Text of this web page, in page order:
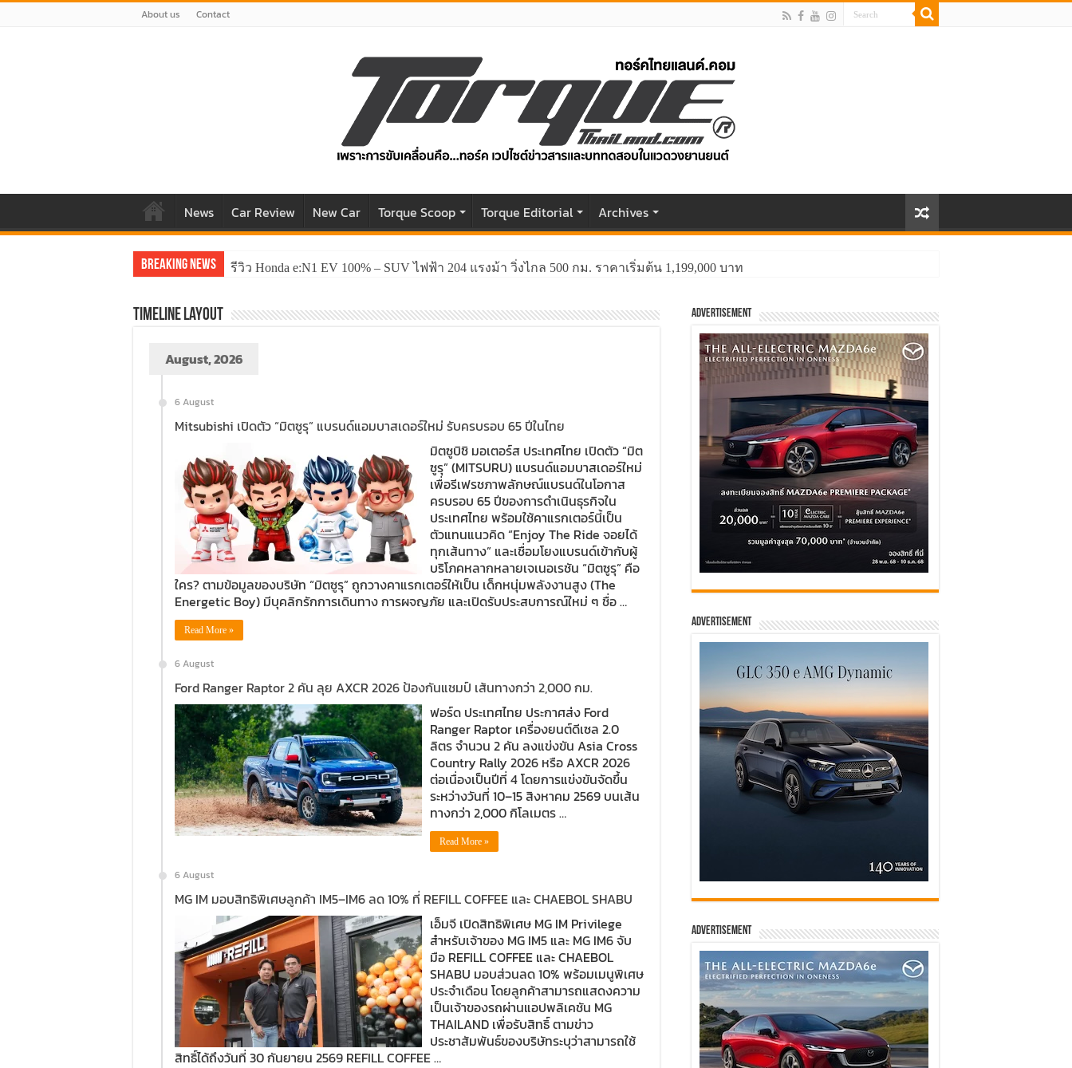
About us Contact
News Car Review New Car Torque Scoop Torque Editorial Archives
Breaking News รีวิว Honda e:N1 EV 100% – SUV ไฟฟ้า 204 แรงม้า วิ่งไกล 500 กม. ราคาเริ่มต้น 1,199,000 บาท
รีวิว ลองขับ All New GWM HAVAL H6 ปรับโฉมหน้าใหม่หล่อกว่าเดิม พร้อมสมรรถนะที่ดียิ่งกว่า
TimeLine Layout
August, 2026
6 August
Mitsubishi เปิดตัว “มิตซูรุ” แบรนด์แอมบาสเดอร์ใหม่ รับครบรอบ 65 ปีในไทย
มิตซูบิชิ มอเตอร์ส ประเทศไทย เปิดตัว “มิต
ซูรุ” (MITSURU) แบรนด์แอมบาสเดอร์ใหม่
เพื่อรีเฟรชภาพลักษณ์แบรนด์ในโอกาส
ครบรอบ 65 ปีของการดำเนินธุรกิจใน
ประเทศไทย พร้อมใช้คาแรกเตอร์นี้เป็น
ตัวแทนแนวคิด “Enjoy The Ride จอยได้
ทุกเส้นทาง” และเชื่อมโยงแบรนด์เข้ากับผู้
บริโภคหลากหลายเจเนอเรชัน “มิตซูรุ” คือ
ใคร? ตามข้อมูลของบริษัท “มิตซูรุ” ถูกวางคาแรกเตอร์ให้เป็น เด็กหนุ่มพลังงานสูง (The
Energetic Boy) มีบุคลิกรักการเดินทาง การผจญภัย และเปิดรับประสบการณ์ใหม่ ๆ ชื่อ …
Read More »
6 August
Ford Ranger Raptor 2 คัน ลุย AXCR 2026 ป้องกันแชมป์ เส้นทางกว่า 2,000 กม.
ฟอร์ด ประเทศไทย ประกาศส่ง Ford
Ranger Raptor เครื่องยนต์ดีเซล 2.0
ลิตร จำนวน 2 คัน ลงแข่งขัน Asia Cross
Country Rally 2026 หรือ AXCR 2026
ต่อเนื่องเป็นปีที่ 4 โดยการแข่งขันจัดขึ้น
ระหว่างวันที่ 10–15 สิงหาคม 2569 บนเส้น
ทางกว่า 2,000 กิโลเมตร …
Read More »
6 August
MG IM มอบสิทธิพิเศษลูกค้า IM5–IM6 ลด 10% ที่ REFILL COFFEE และ CHAEBOL SHABU
เอ็มจี เปิดสิทธิพิเศษ MG IM Privilege
สำหรับเจ้าของ MG IM5 และ MG IM6 จับ
มือ REFILL COFFEE และ CHAEBOL
SHABU มอบส่วนลด 10% พร้อมเมนูพิเศษ
ประจำเดือน โดยลูกค้าสามารถแสดงความ
เป็นเจ้าของรถผ่านแอปพลิเคชัน MG
THAILAND เพื่อรับสิทธิ์ ตามข่าว
ประชาสัมพันธ์ของบริษัทระบุว่าสามารถใช้
สิทธิ์ได้ถึงวันที่ 30 กันยายน 2569 REFILL COFFEE …
Advertisement
Advertisement
Advertisement